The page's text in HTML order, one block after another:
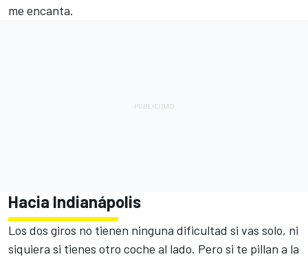
me encanta.
Hacia Indianápolis
Los dos giros no tienen ninguna dificultad si vas solo, ni
siquiera si tienes otro coche al lado. Pero si te pillan a la